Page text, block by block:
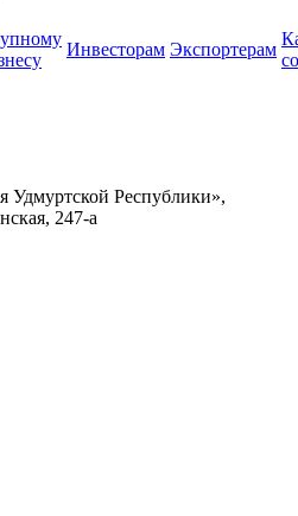
Инвесторам Экспортерам
Республики»,
247-а